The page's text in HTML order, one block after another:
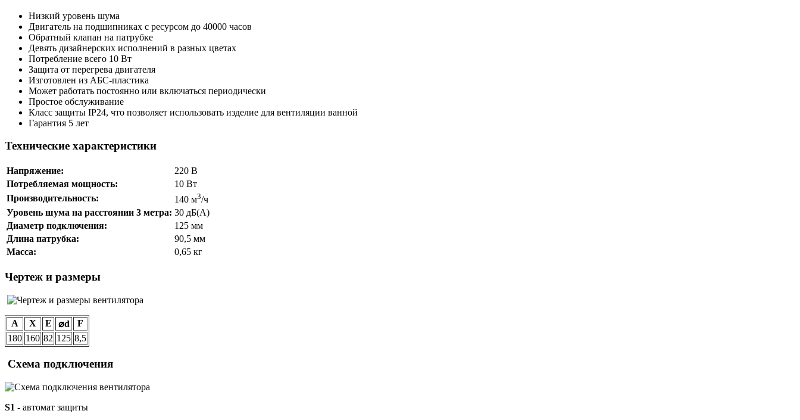
Низкий уровень шума
Двигатель на подшипниках с ресурсом до 40000 часов
Обратный клапан на патрубке
Девять дизайнерских исполнений в разных цветах
Потребление всего 10 Вт
Защита от перегрева двигателя
Изготовлен из АБС-пластика
Может работать постоянно или включаться периодически
Простое обслуживание
Класс защиты IP24, что позволяет использовать изделие для вентиляции ванной
Гарантия 5 лет
Технические характеристики
Напряжение:
220 В
Потребляемая мощность:
10 Вт
Производительность:
140 м3/ч
Уровень шума на расстоянии 3 метра: 30 дБ(А)
Диаметр подключения:
125 мм
Длина патрубка:
90,5 мм
Масса:
0,65 кг
Чертеж и размеры
A X E ⌀d
F
180 160 82 125 8,5
Схема подключения
S1 - автомат защиты